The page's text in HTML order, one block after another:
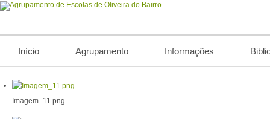
Início Agrupamento Informações
Imagem_11.png